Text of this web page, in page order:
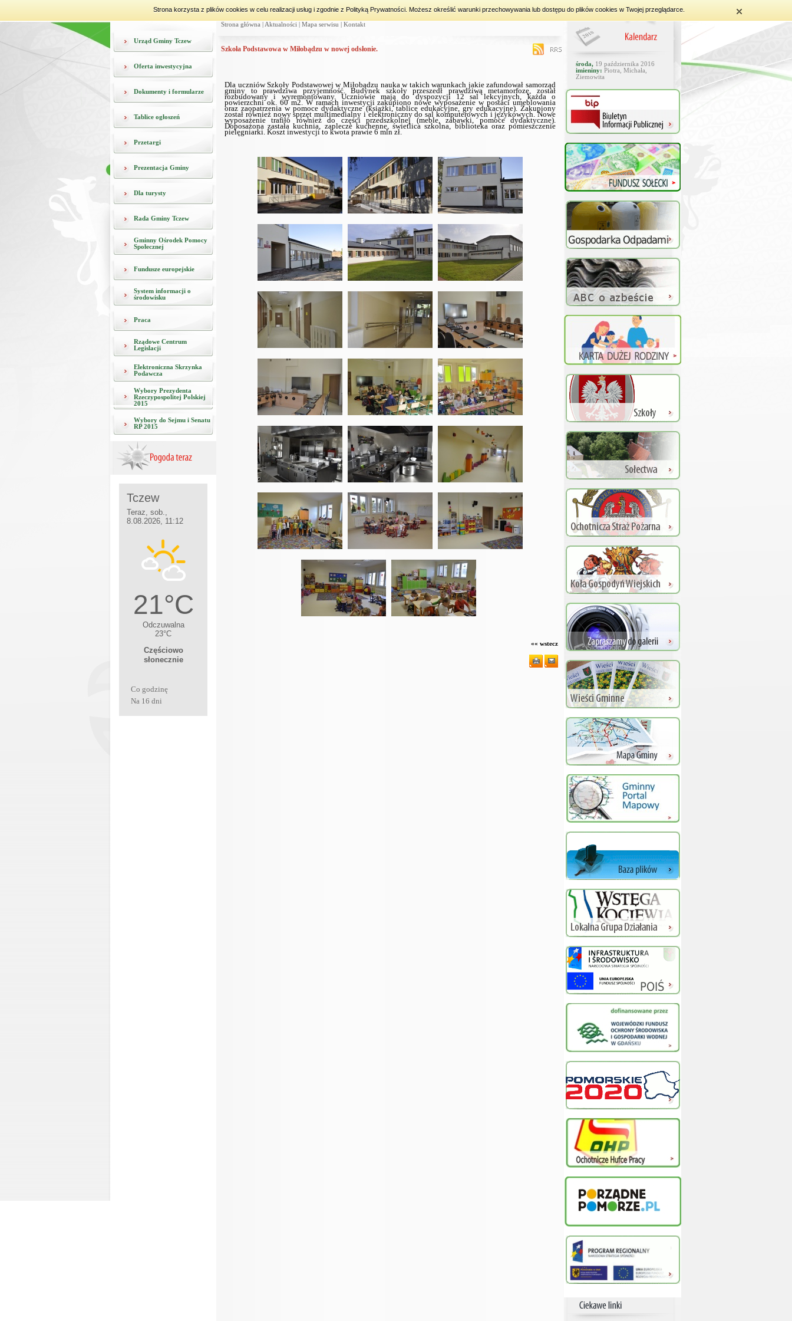
Strona korzysta z plików cookies w celu realizacji usług i zgodnie z Polityką Prywatności. Możesz określić warunki przechowywania lub dostępu do plików cookies w Twojej przeglądarce.
Urząd Gminy Tczew
Oferta inwestycyjna
Dokumenty i formularze
Tablice ogłoszeń
Przetargi
Prezentacja Gminy
Dla turysty
Rada Gminy Tczew
Gminny Ośrodek Pomocy
Społecznej
Fundusze europejskie
System informacji o
środowisku
Praca
Rządowe Centrum
Legislacji
Elektroniczna Skrzynka
Podawcza
Wybory Prezydenta
Rzeczypospolitej Polskiej
2015
Wybory do Sejmu i Senatu
RP 2015
Co godzinę
Na 16 dni
Strona główna Aktualności Mapa serwisu Kontakt
Szkoła Podstawowa w Miłobądzu w nowej odsłonie.
Dla uczniów Szkoły Podstawowej w Miłobądzu nauka w takich warunkach jakie zafundował samorząd
gminy to prawdziwa przyjemność. Budynek szkoły przeszedł prawdziwą metamorfozę, został
rozbudowany i wyremontowany.Uczniowie mają do dyspozycji 12 sal lekcyjnych, każda o
powierzchni ok. 60 m2. W ramach inwestycji zakupiono nowe wyposażenie w postaci umeblowania
oraz zaopatrzenia w pomoce dydaktyczne (książki, tablice edukacyjne, gry edukacyjne). Zakupiony
został również nowy sprzęt multimedialny i elektroniczny do sal komputerowych i językowych. Nowe
wyposażenie trafiło również do części przedszkolnej (meble, zabawki, pomoce dydaktyczne).
Doposażona zastała kuchnia, zaplecze kuchenne, świetlica szkolna, biblioteka oraz pomieszczenie
pielęgniarki. Koszt inwestycji to kwota prawie 6 mln zł.
«« wstecz
środa, 19 października 2016
imieniny: Piotra, Michała,
Ziemowita